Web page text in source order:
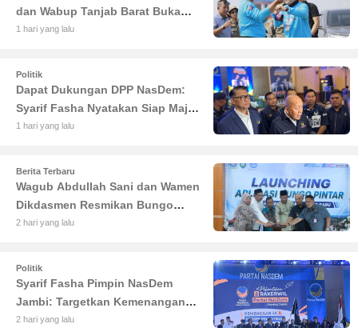
dan Wabup Tanjab Barat Buka
Lomba Sauk'an Layangan
1 hari yang lalu
Politik
Dapat Dukungan DPP NasDem:
Syarif Fasha Nyatakan Siap Maju
di Pilgub Jambi
1 hari yang lalu
Berita Terbaru
Wagub Abdullah Sani dan Wamen
Dikdasmen Resmikan Bungo
Pintar: Dorong Digitalisasi
2 hari yang lalu
Politik
Syarif Fasha Pimpin NasDem
Jambi: Targetkan Kemenangan
Besar di Pemilu 2029
2 hari yang lalu